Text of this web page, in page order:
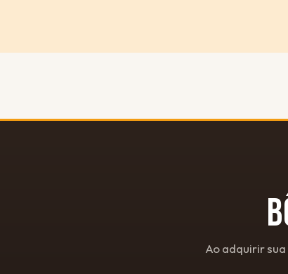
Ao adquirir